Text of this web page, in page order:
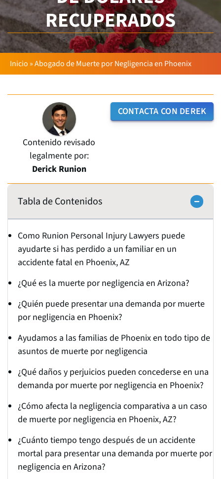
RECUPERADOS
Inicio »Abogado de Muerte por Negligencia en Phoenix
Contenido revisado
legalmente por:
Derick Runion
CONTACTA CON DEREK
Tabla de Contenidos
Como Runion Personal Injury Lawyers puede
ayudarte si has perdido a un familiar en un
accidente fatal en Phoenix, AZ
¿Qué es la muerte por negligencia en Arizona?
¿Quién puede presentar una demanda por muerte
por negligencia en Phoenix?
Ayudamos a las familias de Phoenix en todo tipo de
asuntos de muerte por negligencia
¿Qué daños y perjuicios pueden concederse en una
demanda por muerte por negligencia en Phoenix?
¿Cómo afecta la negligencia comparativa a un caso
de muerte por negligencia en Phoenix, AZ?
¿Cuánto tiempo tengo después de un accidente
mortal para presentar una demanda por muerte por
negligencia en Arizona?